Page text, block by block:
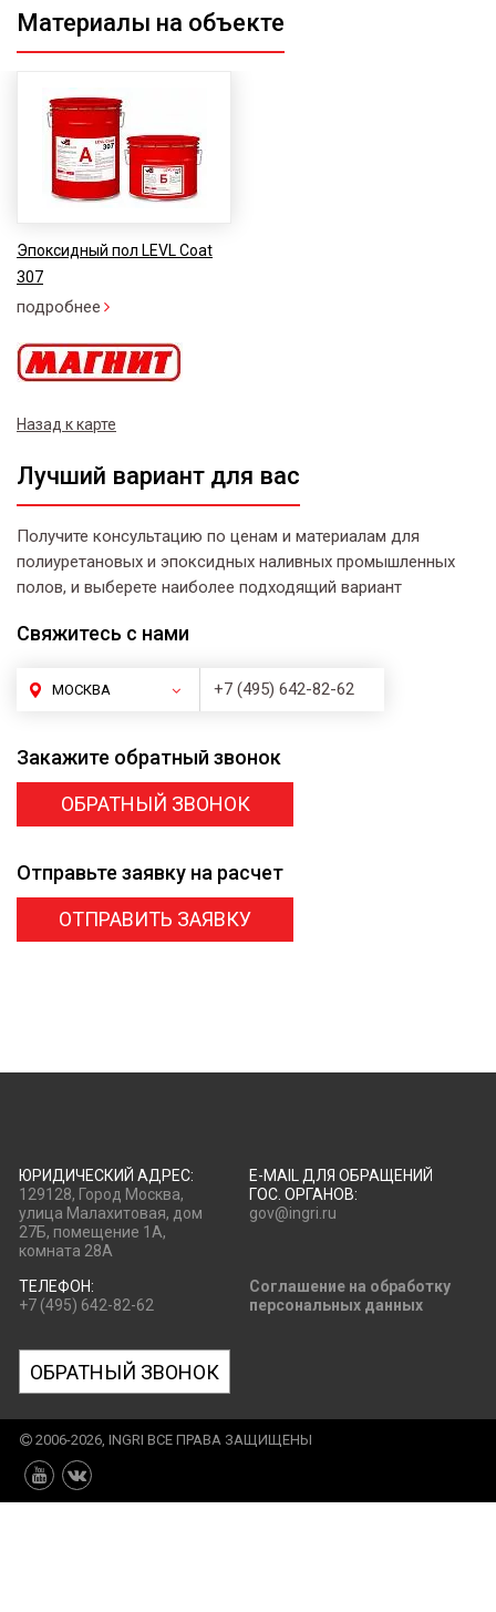
Материалы на объекте
Эпоксидный пол LEVL Coat
307
подробнее
Назад к карте
Лучший вариант для вас
Получите консультацию по ценам и материалам для
полиуретановых и эпоксидных наливных промышленных
полов, и выберете наиболее подходящий вариант
Свяжитесь с нами
МОСКВА +7 (495) 642-82-62
Закажите обратный звонок
ОБРАТНЫЙ ЗВОНОК
Отправьте заявку на расчет
ОТПРАВИТЬ ЗАЯВКУ
ЮРИДИЧЕСКИЙ АДРЕС:
129128, Город Москва,
улица Малахитовая, дом
27Б, помещение 1А,
комната 28А
E-MAIL ДЛЯ ОБРАЩЕНИЙ
ГОС. ОРГАНОВ:
gov@ingri.ru
ТЕЛЕФОН:
+7 (495) 642-82-62
Соглашение на обработку
персональных данных
ОБРАТНЫЙ ЗВОНОК
2006-2026, INGRI ВСЕ ПРАВА ЗАЩИЩЕНЫ